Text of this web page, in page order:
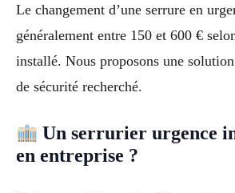
Le changement d’une serrure en
généralement entre 150 et 600 €
installé. Nous proposons une
de sécurité recherché.
Un serrurier urgence
en entreprise ?